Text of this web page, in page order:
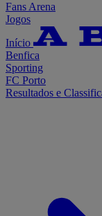
Fans Arena
Jogos
Início
Benfica
Sporting
FC Porto
Resultados e